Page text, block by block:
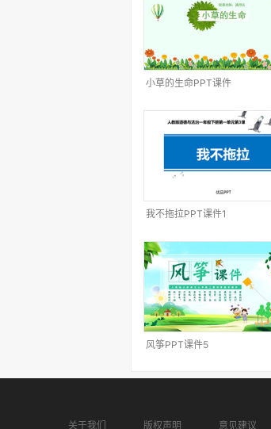
小草的生命PPT课件
我不拖拉PPT课件1
风筝PPT课件5
关于我们 版权声明 意见建议